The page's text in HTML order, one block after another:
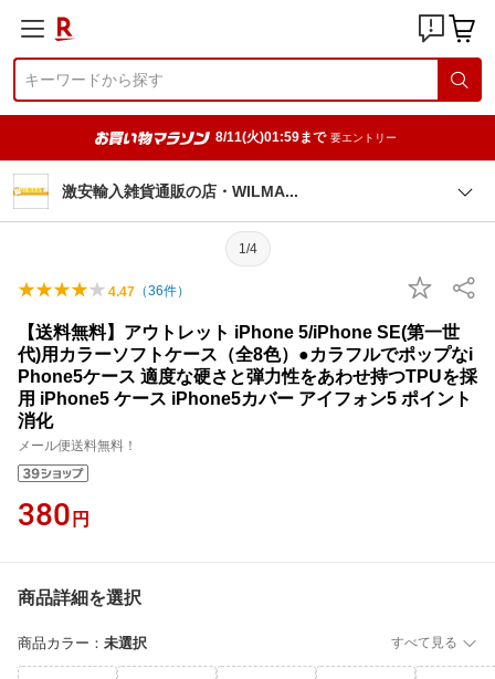
8/11(火)01:59まで 要エントリー
激安輸入雑貨通販の店・WILMA
1/4
4.47 （36件）
【送料無料】アウトレット iPhone 5/iPhone SE(第一世
代)用カラーソフトケース（全8色）●カラフルでポップなi
Phone5ケース 適度な硬さと弾力性をあわせ持つTPUを採
用 iPhone5 ケース iPhone5カバー アイフォン5 ポイント
消化
メール便送料無料！
380 円
商品詳細を選択
商品カラー ： 未選択 すべて見る